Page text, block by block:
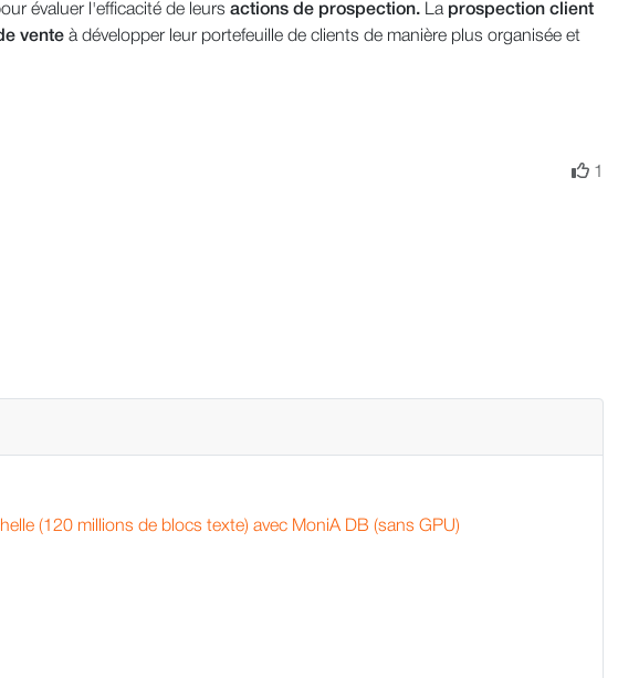
évaluer l'efficacité de leurs actions de prospection. La prospection client
vente à développer leur portefeuille de clients de manière plus organisée et
1
(120 millions de blocs texte) avec MoniA DB (sans GPU)